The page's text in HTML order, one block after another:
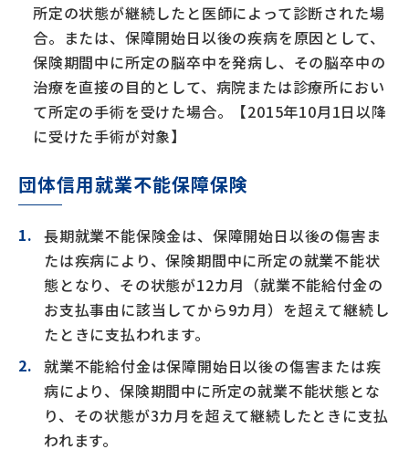
所定の状態が継続したと医師によって診断された場
合。または、保障開始日以後の疾病を原因として、
保険期間中に所定の脳卒中を発病し、その脳卒中の
治療を直接の目的として、病院または診療所におい
て所定の手術を受けた場合。【2015年10月1日以降
に受けた手術が対象】
団体信用就業不能保障保険
長期就業不能保険金は、保障開始日以後の傷害ま
たは疾病により、保険期間中に所定の就業不能状
態となり、その状態が12カ月（就業不能給付金の
お支払事由に該当してから9カ月）を超えて継続し
たときに支払われます。
就業不能給付金は保障開始日以後の傷害または疾
病により、保険期間中に所定の就業不能状態とな
り、その状態が3カ月を超えて継続したときに支払
われます。